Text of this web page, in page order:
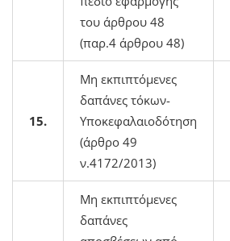
του άρθρου 48
(παρ.4 άρθρου 48)
15.
Μη εκπιπτόμενες
δαπάνες τόκων-
Υποκεφαλαιοδότηση
(άρθρο 49
ν.4172/2013)
Μη εκπιπτόμενες
δαπάνες